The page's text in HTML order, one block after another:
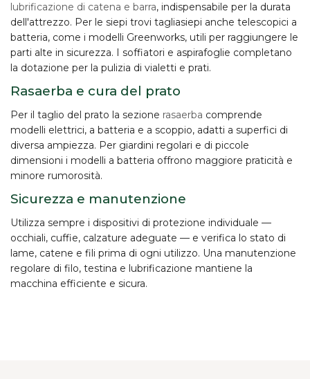
lubrificazione di catena e barra, indispensabile per la durata
dell'attrezzo. Per le siepi trovi tagliasiepi anche telescopici a
batteria, come i modelli Greenworks, utili per raggiungere le
parti alte in sicurezza. I soffiatori e aspirafoglie completano
la dotazione per la pulizia di vialetti e prati.
Rasaerba e cura del prato
Per il taglio del prato la sezione rasaerba comprende
modelli elettrici, a batteria e a scoppio, adatti a superfici di
diversa ampiezza. Per giardini regolari e di piccole
dimensioni i modelli a batteria offrono maggiore praticità e
minore rumorosità.
Sicurezza e manutenzione
Utilizza sempre i dispositivi di protezione individuale —
occhiali, cuffie, calzature adeguate — e verifica lo stato di
lame, catene e fili prima di ogni utilizzo. Una manutenzione
regolare di filo, testina e lubrificazione mantiene la
macchina efficiente e sicura.